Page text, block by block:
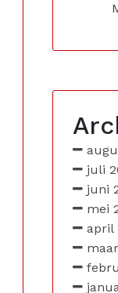
juli
juni
mei
april